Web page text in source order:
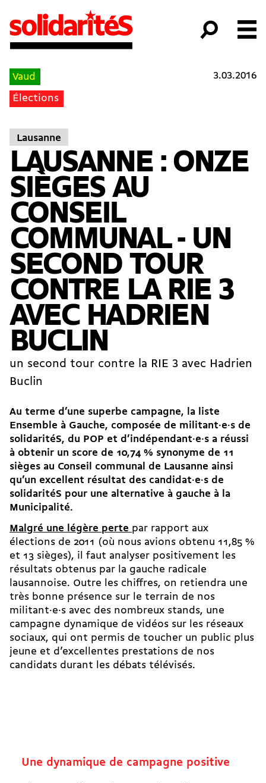
Vaud
Élections
3.03.2016
Lausanne
LAUSANNE : ONZE
SIÈGES AU
CONSEIL
COMMUNAL - UN
SECOND TOUR
CONTRE LA RIE 3
AVEC HADRIEN
BUCLIN
un second tour contre la RIE 3 avec Hadrien
Buclin
Au terme d’une superbe campagne, la liste
Ensemble à Gauche, composée de militant·e·s de
solidaritéS, du POP et d’indépendant·e·s a réussi
à obtenir un score de 10,74 % synonyme de 11
sièges au Conseil communal de Lausanne ainsi
qu’un excellent résultat des candidat·e·s de
solidaritéS pour une alternative à gauche à la
Municipalité.
Malgré une légère perte par rapport aux
élections de 2011 (où nous avions obtenu 11,85 %
et 13 sièges), il faut analyser positivement les
résultats obtenus par la gauche radicale
lausannoise. Outre les chiffres, on retiendra une
très bonne présence sur le terrain de nos
militant·e·s avec des nombreux stands, une
campagne dynamique de vidéos sur les réseaux
sociaux, qui ont permis de toucher un public plus
jeune et d’excellentes prestations de nos
candidats durant les débats télévisés.
Une dynamique de campagne positive